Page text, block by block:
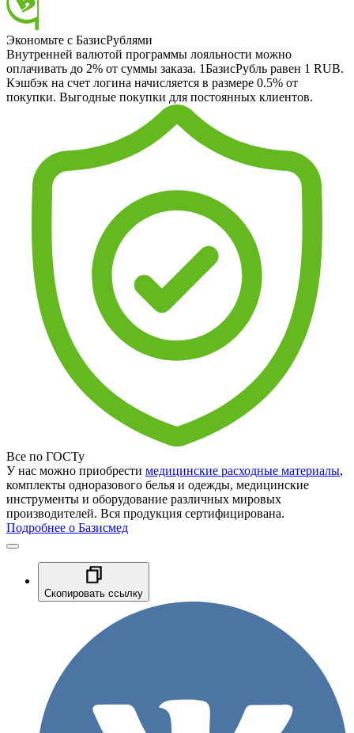
Экономьте с БазисРублями
Внутренней валютой программы лояльности можно
оплачивать до 2% от суммы заказа. 1БазисРубль равен 1 RUB.
Кэшбэк на счет логина начисляется в размере 0.5% от
покупки. Выгодные покупки для постоянных клиентов.
Все по ГОСТу
У нас можно приобрести медицинские расходные материалы,
комплекты одноразового белья и одежды, медицинские
инструменты и оборудование различных мировых
производителей. Вся продукция сертифицирована.
Подробнее о Базисмед
Скопировать ссылку